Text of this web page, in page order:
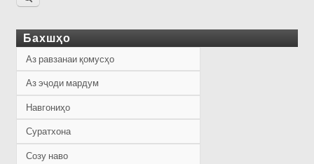
Бахшҳо
Аз равзанаи қомусҳо
Аз эҷоди мардум
Навгониҳо
Суратхона
Созу наво